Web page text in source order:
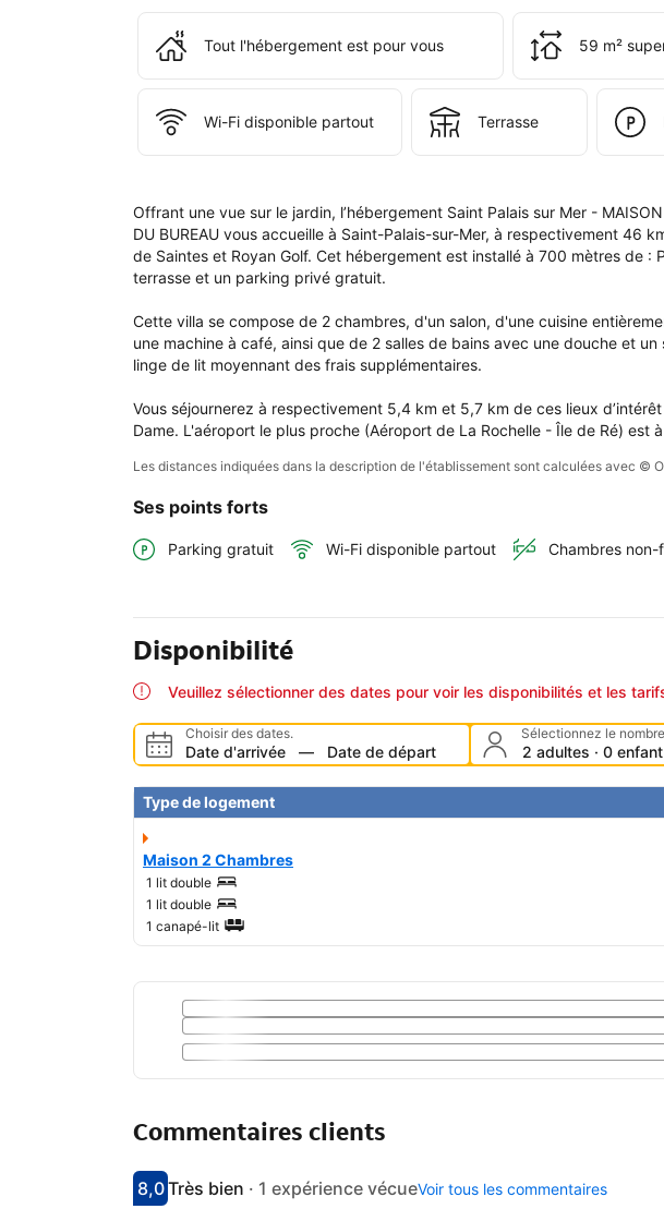
ainsi
votre
Tout l'hébergement est pour vous 59 m²
Wi-Fi disponible partout Terrasse
Offrant une vue sur le jardin, l’hébergement Saint Palais sur Mer -
DU BUREAU vous accueille à Saint-Palais-sur-Mer, à respectivement 46
de Saintes et Royan Golf. Cet hébergement est installé à 700 mètres de :
terrasse et un parking privé gratuit.
Cette villa se compose de 2 chambres, d'un salon, d'une cuisine
une machine à café, ainsi que de 2 salles de bains avec une douche et
linge de lit moyennant des frais supplémentaires.
Vous séjournerez à respectivement 5,4 km et 5,7 km de ces lieux
Dame. L'aéroport le plus proche (Aéroport de La Rochelle - Île de Ré) est
Les distances indiquées dans la description de l'établissement sont calculées avec ©
Ses points forts
Parking gratuit Wi-Fi disponible partout Chambres non-
Disponibilité
Veuillez sélectionner des dates pour voir les disponibilités et les
Choisir des dates.
Date d'arrivée — Date de départ
Sélectionnez le
2 adultes · 0
Type de logement
Maison 2 Chambres
1 lit double
1 lit double
1 canapé-lit
Commentaires clients
Avec une note de 8
8,0
très bienTrès bien · 1 expérience vécueVoir tous les commentaires